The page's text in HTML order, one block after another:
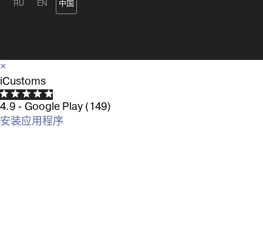
RU EN 中国
×
iCustoms
4.9 - Google Play (149)
安装应用程序